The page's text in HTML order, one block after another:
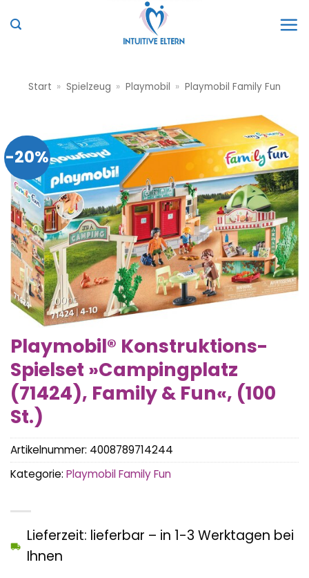
Inhalt
Start » Spielzeug » Playmobil » Playmobil Family Fun
-20%
Playmobil® Konstruktions-
Spielset »Campingplatz
(71424), Family & Fun«, (100
St.)
Lieferzeit: lieferbar – in 1-3 Werktagen bei
Ihnen
Artikelnummer: 4008789714244
Kategorie: Playmobil Family Fun